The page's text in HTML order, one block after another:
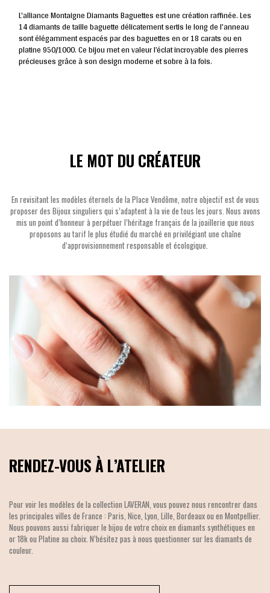
L'alliance Montaigne Diamants Baguettes est une création raffinée. Les
14 diamants de taille baguette délicatement sertis le long de l'anneau
sont élégamment espacés par des baguettes en or 18 carats ou en
platine 950/1000. Ce bijou met en valeur l’éclat incroyable des pierres
précieuses grâce à son design moderne et sobre à la fois.
LE MOT DU CRÉATEUR
En revisitant les modèles éternels de la Place Vendôme, notre objectif est de vous
proposer des Bijoux singuliers qui s’adaptent à la vie de tous les jours. Nous avons
mis un point d’honneur à perpétuer l’héritage français de la joaillerie que nous
proposons au tarif le plus étudié du marché en privilégiant une chaîne
d’approvisionnement responsable et écologique.
RENDEZ-VOUS À L’ATELIER
Pour voir les modèles de la collection LAVERAN, vous pouvez nous rencontrer dans
les principales villes de France : Paris, Nice, Lyon, Lille, Bordeaux ou en Montpellier.
Nous pouvons aussi fabriquer le bijou de votre choix en diamants synthétiques en
or 18k ou Platine au choix. N’hésitez pas à nous questionner sur les diamants de
couleur.